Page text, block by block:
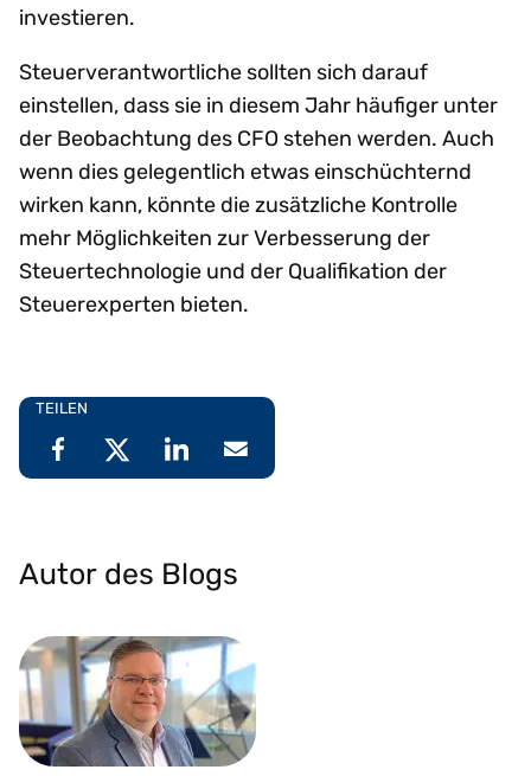
investieren.
Steuerverantwortliche sollten sich darauf
einstellen, dass sie in diesem Jahr häufiger unter
der Beobachtung des CFO stehen werden. Auch
wenn dies gelegentlich etwas einschüchternd
wirken kann, könnte die zusätzliche Kontrolle
mehr Möglichkeiten zur Verbesserung der
Steuertechnologie und der Qualifikation der
Steuerexperten bieten.
TEILEN
Autor des Blogs